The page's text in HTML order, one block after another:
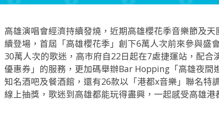
高雄演唱會經濟持續發燒，近期高雄櫻花季音樂節及
續登場，首屆「高雄櫻花季」創下6萬人次前來參與盛
30萬人次的歌迷，高市府自22日起在7處捷運站，配合
優惠券」的服務，更加碼舉辦Bar Hopping「高雄夜間
知名酒吧及餐酒館，還有26款以「港都x音樂」聯名特
線上抽獎，歌迷到高雄都能玩得盡興，一起感受高雄港